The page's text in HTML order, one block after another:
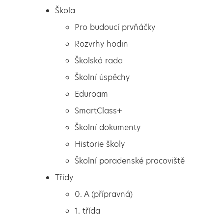
Pro budoucí prvňáčky
Rozvrhy hodin
Školská rada
Škola
Pro budoucí prvňáčky
Rozvrhy hodin
Školská rada
Školní úspěchy
Eduroam
SmartClass+
Školní dokumenty
Historie školy
Školní poradenské pracoviště
Třídy
0. A (přípravná)
1. třída
Psaní